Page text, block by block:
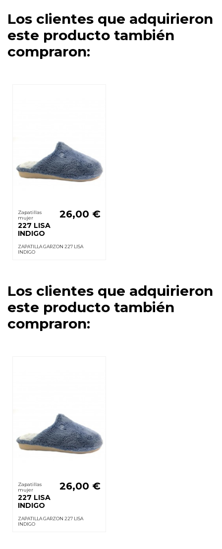
Los clientes que adquirieron
este producto también
compraron:
Zapatillas
mujer
227 LISA
INDIGO
26,00 €
ZAPATILLA GARZON 227 LISA
INDIGO
Los clientes que adquirieron
este producto también
compraron:
Zapatillas
mujer
227 LISA
INDIGO
26,00 €
ZAPATILLA GARZON 227 LISA
INDIGO